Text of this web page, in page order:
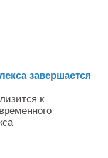
завершается
к